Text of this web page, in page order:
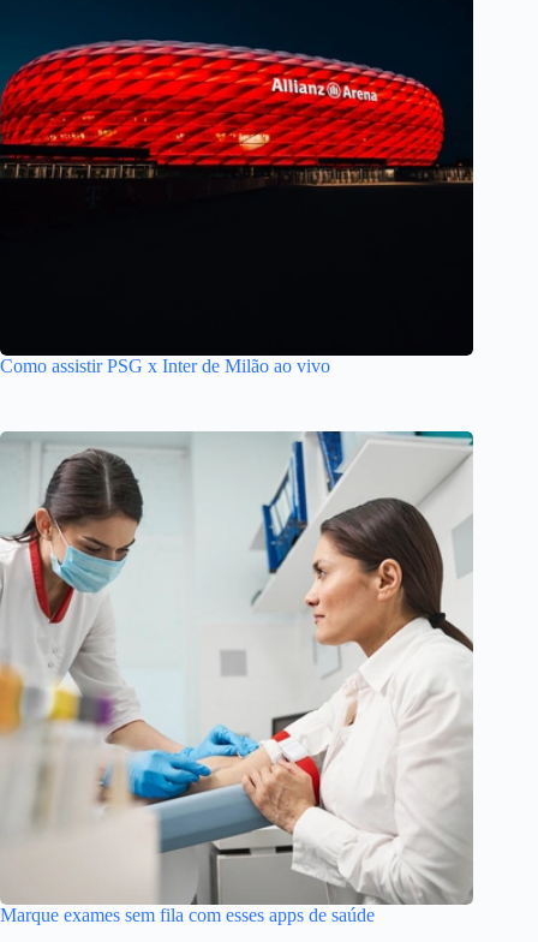
Como assistir PSG x Inter de Milão ao vivo
Marque exames sem fila com esses apps de saúde